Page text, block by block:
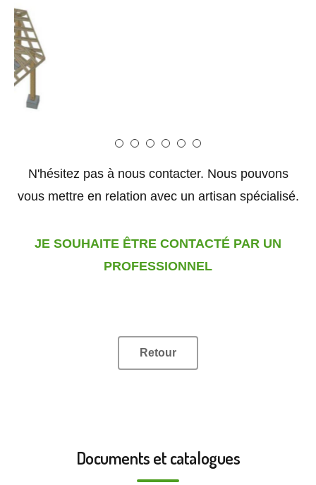
N'hésitez pas à nous contacter. Nous pouvons
vous mettre en relation avec un artisan spécialisé.
JE SOUHAITE ÊTRE CONTACTÉ PAR UN
PROFESSIONNEL
Retour
Documents et catalogues